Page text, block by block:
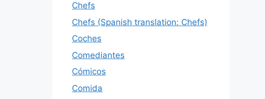
Chefs
Chefs (Spanish translation: Chefs)
Coches
Comediantes
Cómicos
Comida